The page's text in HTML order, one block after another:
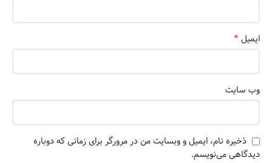
ایمیل *
وب‌ سایت
ذخیره نام، ایمیل و وبسایت من در مرورگر برای زمانی که دوباره
دیدگاهی می‌نویسم.